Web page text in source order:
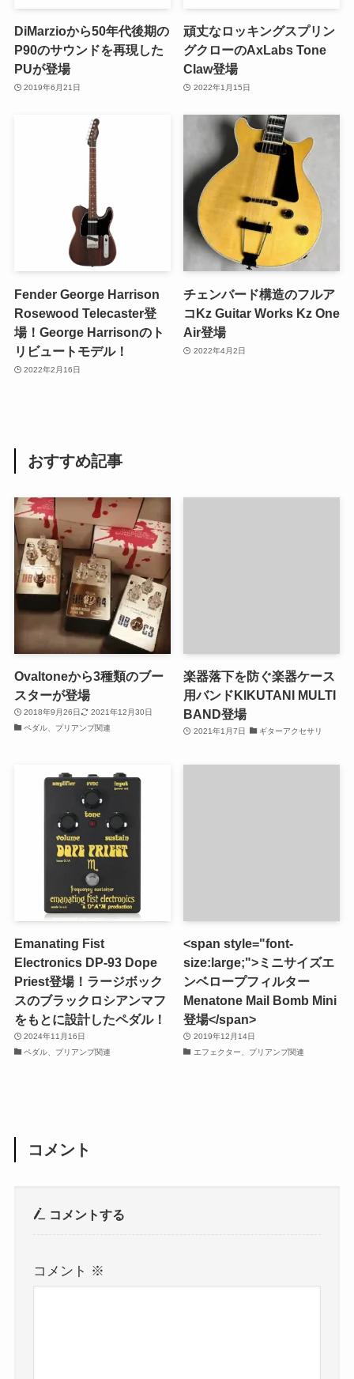
DiMarzioから50年代後期の
P90のサウンドを再現した
PUが登場
2019年6月21日
頑丈なロッキングスプリン
グクローのAxLabs Tone
Claw登場
2022年1月15日
Fender George Harrison
Rosewood Telecaster登
場！George Harrisonのト
リビュートモデル！
2022年2月16日
チェンバード構造のフルア
コKz Guitar Works Kz One
Air登場
2022年4月2日
おすすめ記事
Ovaltoneから3種類のブー
スターが登場
2018年9月26日
2021年12月30日
ペダル、プリアンプ関連
楽器落下を防ぐ楽器ケース
用バンドKIKUTANI MULTI
BAND登場
2021年1月7日 ギターアクセサリ
Emanating Fist
Electronics DP-93 Dope
Priest登場！ラージボック
スのブラックロシアンマフ
をもとに設計したペダル！
2024年11月16日
ペダル、プリアンプ関連
<span style="font-
size:large;">ミニサイズエ
ンベロープフィルター
Menatone Mail Bomb Mini
登場</span>
2019年12月14日
エフェクター、プリアンプ関連
コメント
コメントする
コメント ※